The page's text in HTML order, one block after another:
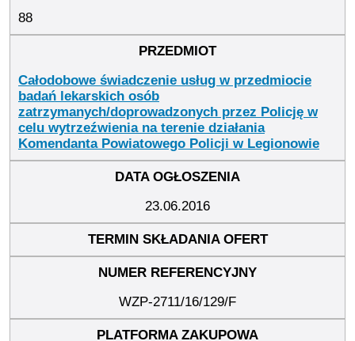
88
Całodobowe świadczenie usług w przedmiocie
badań lekarskich osób
zatrzymanych/doprowadzonych przez Policję w
celu wytrzeźwienia na terenie działania
Komendanta Powiatowego Policji w Legionowie
23.06.2016
WZP-2711/16/129/F